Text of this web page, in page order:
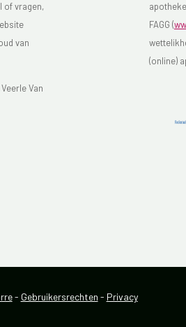
of vragen,
van
Van
FAGG (
(online)
- Gebruikersrechten - Privacy